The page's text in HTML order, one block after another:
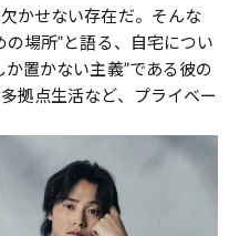
かせない存在だ。そんな
場所”と語る、自宅につい
置かない主義”である彼の
拠点生活など、プライベー